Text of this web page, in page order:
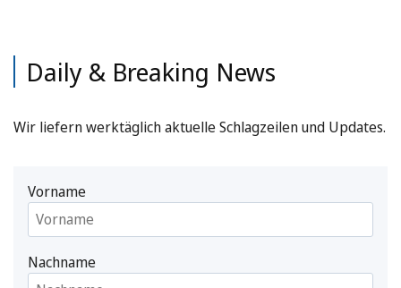
Daily & Breaking News
Wir liefern werktäglich aktuelle Schlagzeilen und Updates.
Vorname
Nachname